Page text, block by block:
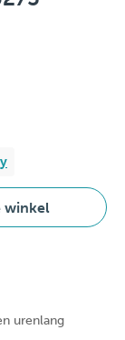
winkel
urenlang